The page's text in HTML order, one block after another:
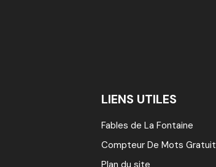
LIENS UTILES
Fables de La Fontaine
Compteur De Mots Gratuit